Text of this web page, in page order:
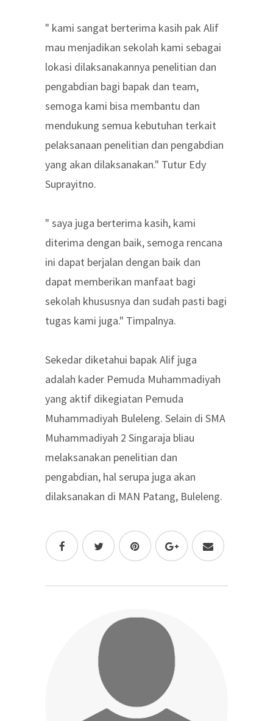
" kami sangat berterima kasih pak Alif
mau menjadikan sekolah kami sebagai
lokasi dilaksanakannya penelitian dan
pengabdian bagi bapak dan team,
semoga kami bisa membantu dan
mendukung semua kebutuhan terkait
pelaksanaan penelitian dan pengabdian
yang akan dilaksanakan." Tutur Edy
Suprayitno.
" saya juga berterima kasih, kami
diterima dengan baik, semoga rencana
ini dapat berjalan dengan baik dan
dapat memberikan manfaat bagi
sekolah khususnya dan sudah pasti bagi
tugas kami juga." Timpalnya.
Sekedar diketahui bapak Alif juga
adalah kader Pemuda Muhammadiyah
yang aktif dikegiatan Pemuda
Muhammadiyah Buleleng. Selain di SMA
Muhammadiyah 2 Singaraja bliau
melaksanakan penelitian dan
pengabdian, hal serupa juga akan
dilaksanakan di MAN Patang, Buleleng.